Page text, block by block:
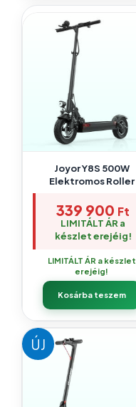
Joyor Y8S 500W
Elektromos Roller
339 900 Ft
LIMITÁLT ÁR a
készlet erejéig!
LIMITÁLT ÁR a készlet
erejéig!
Kosárba teszem
ÚJ